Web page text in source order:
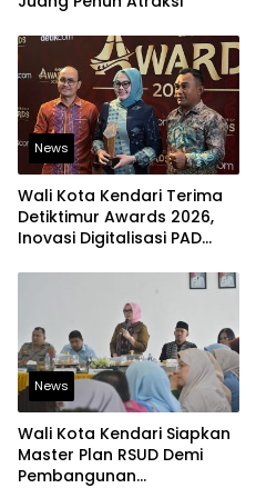
News
Wali Kota Kendari Terima
Detiktimur Awards 2026,
Inovasi Digitalisasi PAD
News
Wali Kota Kendari Siapkan
Master Plan RSUD Demi
Pembangunan